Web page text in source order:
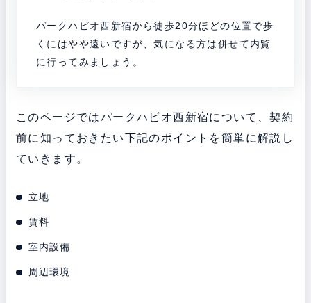
パークハビオ西新宿から徒歩20分ほどの位置で歩
くにはやや遠いですが、気になる方は併せて内覧
に行ってみましょう。
このページではパークハビオ西新宿について、契約
前に知っておきたい下記のポイントを簡単に解説し
ていきます。
立地
賃料
室内設備
周辺環境